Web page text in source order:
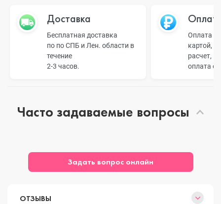
Доставка
Бесплатная доставка
по по СПБ и Лен. области в
течение
2-3 часов.
Оплата
картой,
расчет,
оплата
Часто задаваемые вопросы
Задать вопрос онлайн
ОТЗЫВЫ